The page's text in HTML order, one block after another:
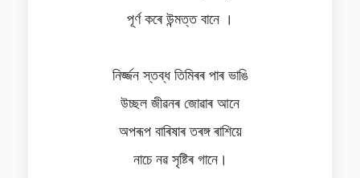
পূৰ্ণ কৰে উন্মত্ত বানে ।
নিৰ্জ্জন স্তব্ধ তিমিৰৰ পাৰ ভাঙি
উচ্ছল জীৱনৰ জোৱাৰ আনে
অপৰূপ বাৰিষাৰ তৰঙ্গ ৰাশিয়ে
নাচে নৱ সৃষ্টিৰ গানে।